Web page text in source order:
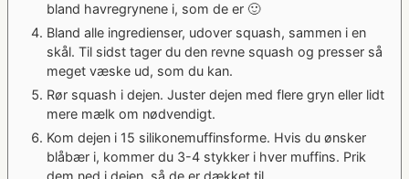
bland havregrynene i, som de er 🙂
Bland alle ingredienser, udover squash, sammen i en
skål. Til sidst tager du den revne squash og presser så
meget væske ud, som du kan.
Rør squash i dejen. Juster dejen med flere gryn eller lidt
mere mælk om nødvendigt.
Kom dejen i 15 silikonemuffinsforme. Hvis du ønsker
blåbær i, kommer du 3-4 stykker i hver muffins. Prik